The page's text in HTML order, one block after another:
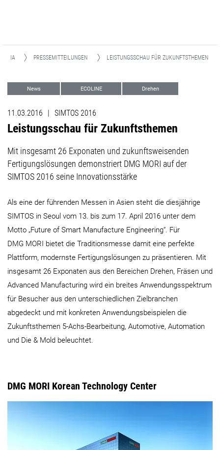
PRESSEMITTEILUNGEN LEISTUNGSSCHAU FÜR ZUKUNFTSTHEMEN
News ECOLINE Drehen
11.03.2016 | SIMTOS 2016
Leistungsschau für Zukunftsthemen
Mit insgesamt 26 Exponaten und zukunftsweisenden
Fertigungslösungen demonstriert DMG MORI auf der
SIMTOS 2016 seine Innovationsstärke
Als eine der führenden Messen in Asien steht die diesjährige
SIMTOS in Seoul vom 13. bis zum 17. April 2016 unter dem
Motto „Future of Smart Manufacture Engineering“. Für
DMG MORI bietet die Traditionsmesse damit eine perfekte
Plattform, modernste Fertigungslösungen zu präsentieren. Mit
insgesamt 26 Exponaten aus den Bereichen Drehen, Fräsen und
Advanced Manufacturing wird ein breites Anwendungsspektrum
für Besucher aus den unterschiedlichen Zielbranchen
abgedeckt und mit konkreten Anwendungsbeispielen die
Zukunftsthemen 5-Achs-Bearbeitung, Automotive, Automation
und Die & Mold beleuchtet.
DMG MORI Korean Technology Center